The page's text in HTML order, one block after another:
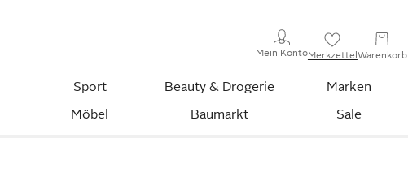
Mein KontoMerkzettelWarenkorb
Sport Beauty & Drogerie
Marken
Möbel Baumarkt Sale